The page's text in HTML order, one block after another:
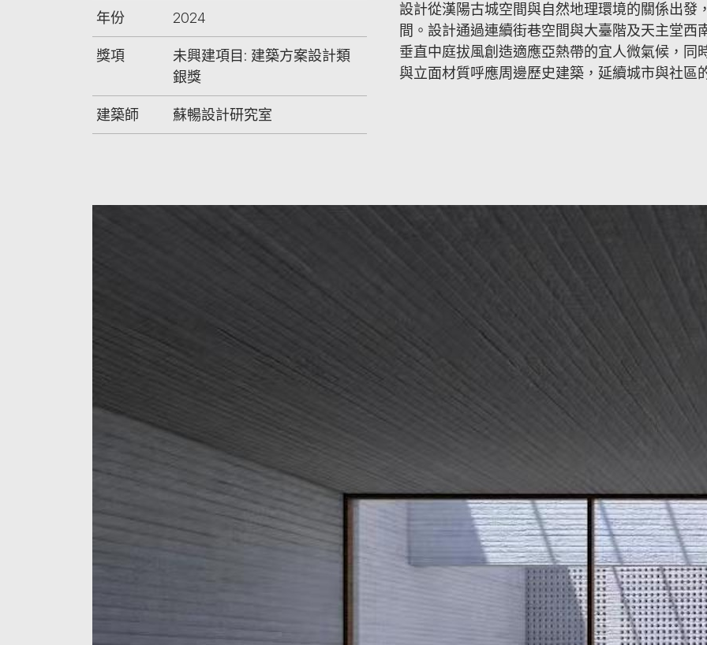
年份 2024
獎項
未興建項目: 建築方案設計類
銀獎
建築師 蘇暢設計研究室
設計從漢陽古城空間與自然地理環境的關係出發
間。設計通過連續街巷空間與大臺階及天主堂
垂直中庭拔風創造適應亞熱帶的宜人微氣候，同
與立面材質呼應周邊歷史建築，延續城市與社區